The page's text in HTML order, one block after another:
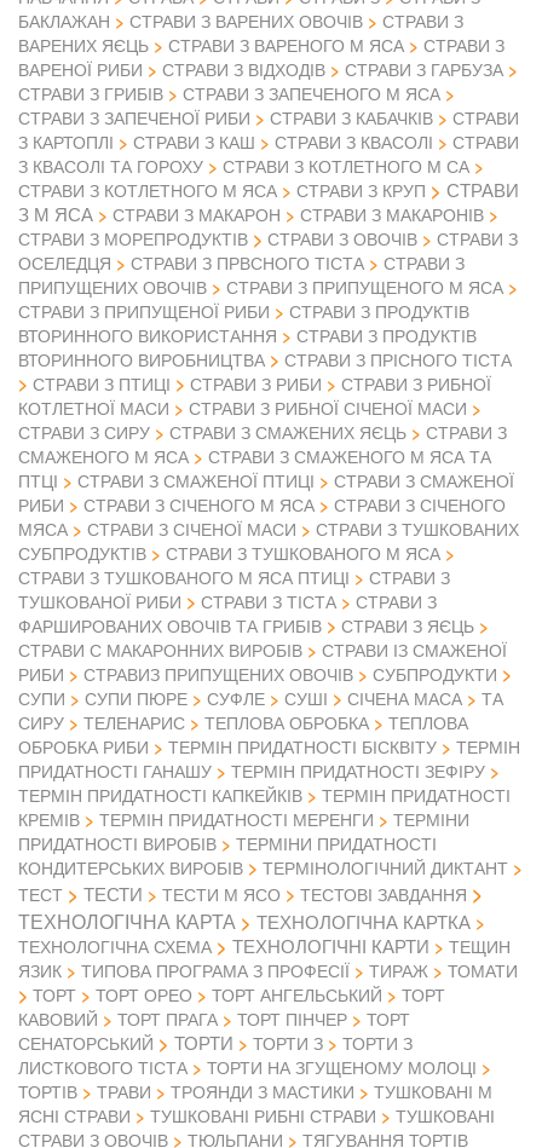
БАКЛАЖАН
СТРАВИ З ВАРЕНИХ ОВОЧІВ
СТРАВИ З
ВАРЕНИХ ЯЄЦЬ
СТРАВИ З ВАРЕНОГО М ЯСА
СТРАВИ З
ВАРЕНОЇ РИБИ
СТРАВИ З ВІДХОДІВ
СТРАВИ З ГАРБУЗА
СТРАВИ З ГРИБІВ
СТРАВИ З ЗАПЕЧЕНОГО М ЯСА
СТРАВИ З ЗАПЕЧЕНОЇ РИБИ
СТРАВИ З КАБАЧКІВ
СТРАВИ
З КАРТОПЛІ
СТРАВИ З КАШ СТРАВИ З КВАСОЛІ
СТРАВИ
З КВАСОЛІ ТА ГОРОХУ
СТРАВИ З КОТЛЕТНОГО М СА
СТРАВИ З КОТЛЕТНОГО М ЯСА
СТРАВИ З КРУП
СТРАВИ
З М ЯСА
СТРАВИ З МАКАРОН
СТРАВИ З МАКАРОНІВ
СТРАВИ З МОРЕПРОДУКТІВ
СТРАВИ З ОВОЧІВ
СТРАВИ З
ОСЕЛЕДЦЯ
СТРАВИ З ПРВСНОГО ТІСТА
СТРАВИ З
ПРИПУЩЕНИХ ОВОЧІВ
СТРАВИ З ПРИПУЩЕНОГО М ЯСА
СТРАВИ З ПРИПУЩЕНОЇ РИБИ
СТРАВИ З ПРОДУКТІВ
ВТОРИННОГО ВИКОРИСТАННЯ
СТРАВИ З ПРОДУКТІВ
ВТОРИННОГО ВИРОБНИЦТВА
СТРАВИ З ПРІСНОГО ТІСТА
СТРАВИ З ПТИЦІ
СТРАВИ З РИБИ
СТРАВИ З РИБНОЇ
КОТЛЕТНОЇ МАСИ
СТРАВИ З РИБНОЇ СІЧЕНОЇ МАСИ
СТРАВИ З СИРУ
СТРАВИ З СМАЖЕНИХ ЯЄЦЬ
СТРАВИ З
СМАЖЕНОГО М ЯСА
СТРАВИ З СМАЖЕНОГО М ЯСА ТА
ПТЦІ
СТРАВИ З СМАЖЕНОЇ ПТИЦІ
СТРАВИ З СМАЖЕНОЇ
РИБИ
СТРАВИ З СІЧЕНОГО М ЯСА
СТРАВИ З СІЧЕНОГО
МЯСА
СТРАВИ З СІЧЕНОЇ МАСИ
СТРАВИ З ТУШКОВАНИХ
СУБПРОДУКТІВ
СТРАВИ З ТУШКОВАНОГО М ЯСА
СТРАВИ З ТУШКОВАНОГО М ЯСА ПТИЦІ
СТРАВИ З
ТУШКОВАНОЇ РИБИ
СТРАВИ З ТІСТА
СТРАВИ З
ФАРШИРОВАНИХ ОВОЧІВ ТА ГРИБІВ
СТРАВИ З ЯЄЦЬ
СТРАВИ С МАКАРОННИХ ВИРОБІВ
СТРАВИ ІЗ СМАЖЕНОЇ
РИБИ
СТРАВИЗ ПРИПУЩЕНИХ ОВОЧІВ
СУБПРОДУКТИ
СУПИ
СУПИ ПЮРЕ СУФЛЕ СУШІ СІЧЕНА МАСА
ТА
СИРУ
ТЕЛЕНАРИС ТЕПЛОВА ОБРОБКА
ТЕПЛОВА
ОБРОБКА РИБИ
ТЕРМІН ПРИДАТНОСТІ БІСКВІТУ
ТЕРМІН
ПРИДАТНОСТІ ГАНАШУ
ТЕРМІН ПРИДАТНОСТІ ЗЕФІРУ
ТЕРМІН ПРИДАТНОСТІ КАПКЕЙКІВ
ТЕРМІН ПРИДАТНОСТІ
КРЕМІВ
ТЕРМІН ПРИДАТНОСТІ МЕРЕНГИ
ТЕРМІНИ
ПРИДАТНОСТІ ВИРОБІВ
ТЕРМІНИ ПРИДАТНОСТІ
КОНДИТЕРСЬКИХ ВИРОБІВ
ТЕРМІНОЛОГІЧНИЙ ДИКТАНТ
ТЕСТ
ТЕСТИ ТЕСТИ М ЯСО ТЕСТОВІ ЗАВДАННЯ
ТЕХНОЛОГІЧНА КАРТА ТЕХНОЛОГІЧНА КАРТКА
ТЕХНОЛОГІЧНА СХЕМА ТЕХНОЛОГІЧНІ КАРТИ
ТЕЩИН
ЯЗИК
ТИПОВА ПРОГРАМА З ПРОФЕСІЇ ТИРАЖ ТОМАТИ
ТОРТ ТОРТ ОРЕО ТОРТ АНГЕЛЬСЬКИЙ
ТОРТ
КАВОВИЙ
ТОРТ ПРАГА ТОРТ ПІНЧЕР
ТОРТ
СЕНАТОРСЬКИЙ
ТОРТИ ТОРТИ З
ТОРТИ З
ЛИСТКОВОГО ТІСТА
ТОРТИ НА ЗГУЩЕНОМУ МОЛОЦІ
ТОРТІВ
ТРАВИ ТРОЯНДИ З МАСТИКИ
ТУШКОВАНІ М
ЯСНІ СТРАВИ
ТУШКОВАНІ РИБНІ СТРАВИ
ТУШКОВАНІ
СТРАВИ З ОВОЧІВ
ТЮЛЬПАНИ
ТЯГУВАННЯ ТОРТІВ